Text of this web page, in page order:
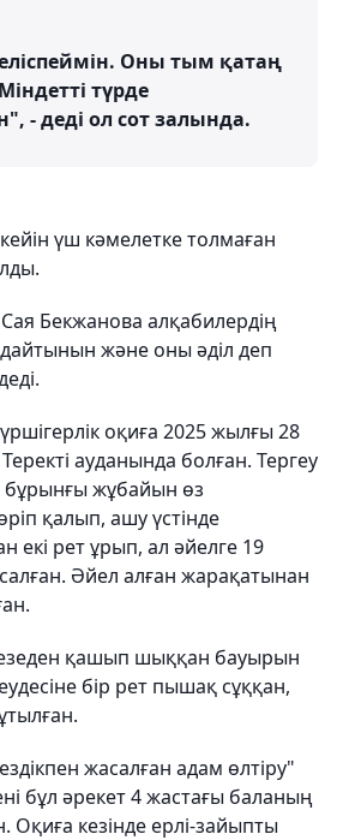
Оны тым қатаң
түрде
- деді ол сот залында.
үш кәмелетке толмаған
Бекжанова алқабилердің
және оны әділ деп
оқиға 2025 жылғы 28
ауданында болған. Тергеу
бұрынғы жұбайын өз
қалып, ашу үстінде
рет ұрып, ал әйелге 19
Әйел алған жарақатынан
қашып шыққан бауырын
бір рет пышақ сұққан,
жасалған адам өлтіру"
бұл әрекет 4 жастағы баланың
Оқиға кезінде ерлі-зайыпты